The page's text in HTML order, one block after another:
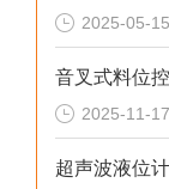
2025-05-15
音叉式料位控
2025-11-17
超声波液位